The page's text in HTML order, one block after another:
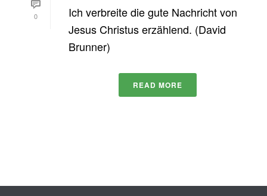
0
Ich verbreite die gute Nachricht von
Jesus Christus erzählend. (David
Brunner)
READ MORE